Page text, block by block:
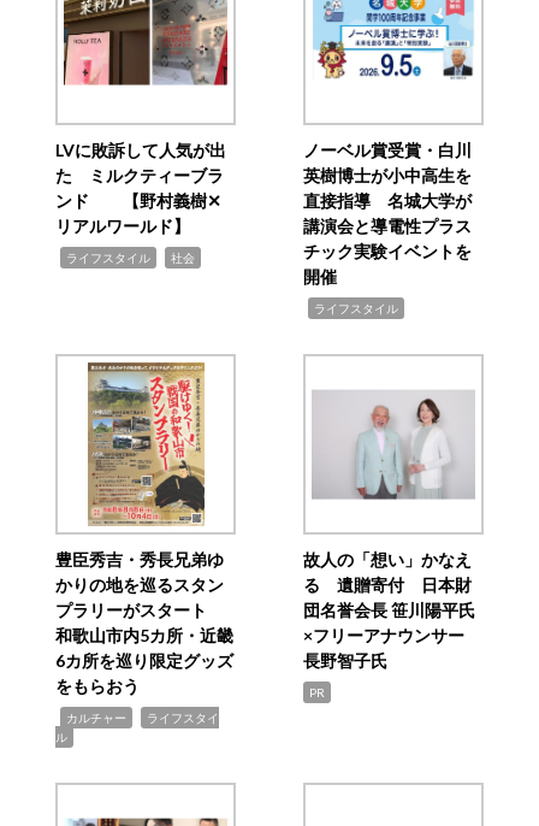
LVに敗訴して人気が出
た ミルクティーブラ
ンド 【野村義樹✕
リアルワールド】
ライフスタイル 社会
ノーベル賞受賞・白川
英樹博士が小中高生を
直接指導 名城大学が
講演会と導電性プラス
チック実験イベントを
開催
ライフスタイル
豊臣秀吉・秀長兄弟ゆ
かりの地を巡るスタン
プラリーがスタート
和歌山市内5カ所・近畿
6カ所を巡り限定グッズ
をもらおう
カルチャー
ライフスタイ
ル
故人の「想い」かなえ
る 遺贈寄付 日本財
団名誉会長 笹川陽平氏
×フリーアナウンサー
長野智子氏
PR